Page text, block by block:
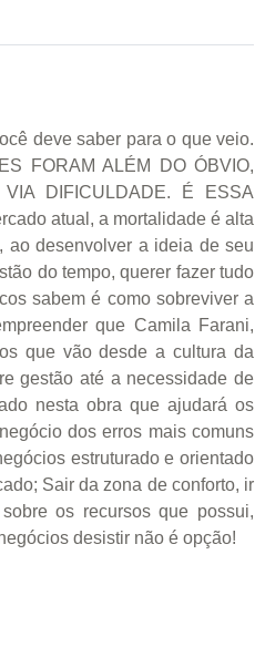
deve saber para o que veio.
FORAM ALÉM DO ÓBVIO,
DIFICULDADE. É ESSA
atual, a mortalidade é alta
ao desenvolver a ideia de seu
do tempo, querer fazer tudo
sabem é como sobreviver a
que Camila Farani,
que vão desde a cultura da
gestão até a necessidade de
nesta obra que ajudará os
dos erros mais comuns
estruturado e orientado
Sair da zona de conforto, ir
os recursos que possui,
desistir não é opção!